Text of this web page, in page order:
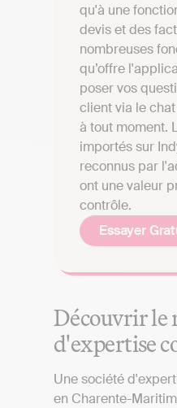
qu'à une
devis et des
nombreuses
qu’offre
poser vos
client via le
à tout moment.
importés sur
reconnus par
ont une valeur
contrôle.
Essayer
Découvrir le
d'expertise
Une société
en Charente-